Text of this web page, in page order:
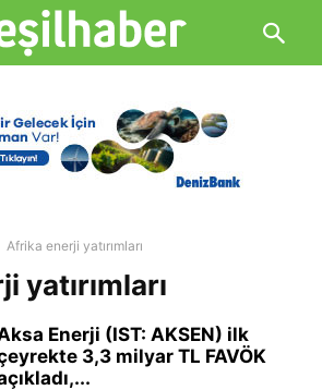
Afrika enerji yatırımları
yatırımları
Enerji (IST: AKSEN) ilk
3,3 milyar TL FAVÖK